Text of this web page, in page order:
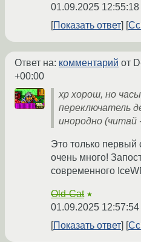
01.09.2025
Показать ответ
Ответ на: комментарий от
+00:00
xp хорош, но
переключатель
инородно (читай
Это только первый
очень много!
современного
Old-Cat ★
01.09.2025
Показать ответ